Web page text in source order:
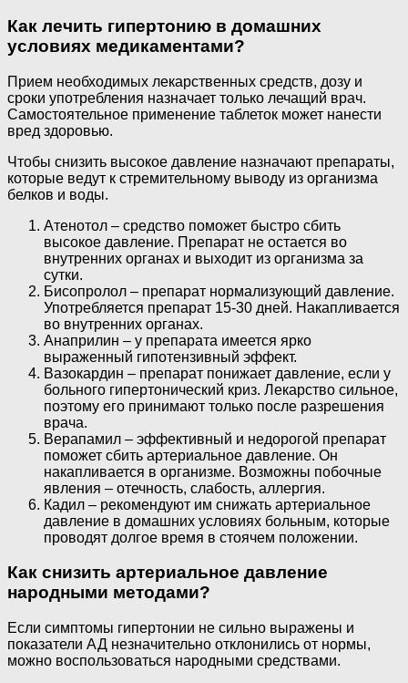
Как лечить гипертонию в домашних
условиях медикаментами?
Прием необходимых лекарственных средств, дозу и
сроки употребления назначает только лечащий врач.
Самостоятельное применение таблеток может нанести
вред здоровью.
Чтобы снизить высокое давление назначают препараты,
которые ведут к стремительному выводу из организма
белков и воды.
Атенотол – средство поможет быстро сбить
высокое давление. Препарат не остается во
внутренних органах и выходит из организма за
сутки.
Бисопролол – препарат нормализующий давление.
Употребляется препарат 15-30 дней. Накапливается
во внутренних органах.
Анаприлин – у препарата имеется ярко
выраженный гипотензивный эффект.
Вазокардин – препарат понижает давление, если у
больного гипертонический криз. Лекарство сильное,
поэтому его принимают только после разрешения
врача.
Верапамил – эффективный и недорогой препарат
поможет сбить артериальное давление. Он
накапливается в организме. Возможны побочные
явления – отечность, слабость, аллергия.
Кадил – рекомендуют им снижать артериальное
давление в домашних условиях больным, которые
проводят долгое время в стоячем положении.
Как снизить артериальное давление
народными методами?
Если симптомы гипертонии не сильно выражены и
показатели АД незначительно отклонились от нормы,
можно воспользоваться народными средствами.